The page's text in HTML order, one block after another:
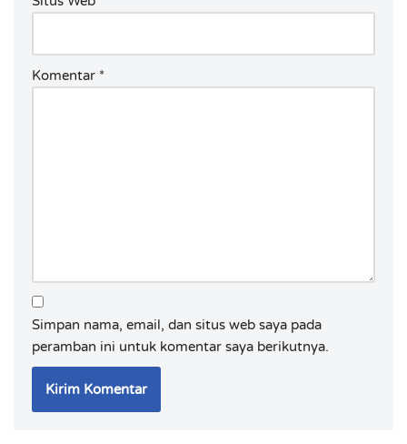
Komentar *
Simpan nama, email, dan situs web saya pada
peramban ini untuk komentar saya berikutnya.